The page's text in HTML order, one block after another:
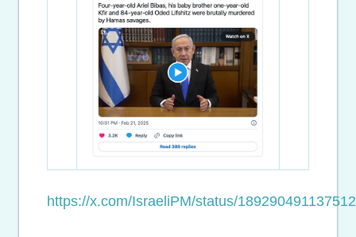
https://x.com/IsraeliPM/status/